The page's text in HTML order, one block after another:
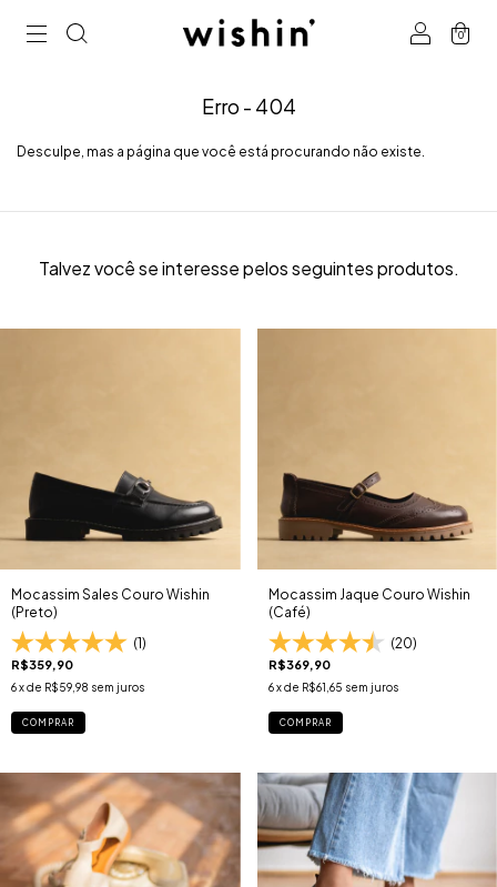
0
Erro - 404
Desculpe, mas a página que você está procurando não existe.
Talvez você se interesse pelos seguintes produtos.
Mocassim Sales Couro Wishin
(Preto)
(1)
R$359,90
6x de R$59,98 sem juros
COMPRAR
Mocassim Jaque Couro Wishin
(Café)
(20)
R$369,90
6 x de R$61,65 sem juros
COMPRAR